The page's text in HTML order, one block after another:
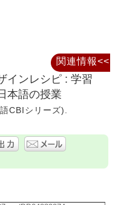
インレシピ : 学習
本語の授業
CBIシリーズ).
関連情報<<